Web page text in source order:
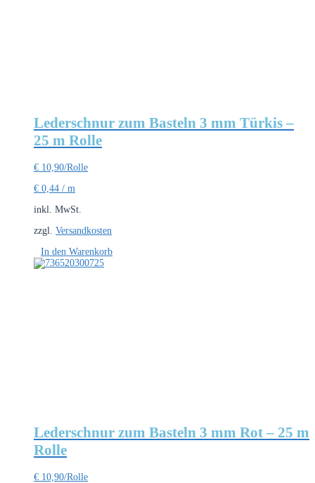
Lederschnur zum Basteln 3 mm Türkis –
25 m Rolle
€ 10,90/Rolle
€ 0,44 / m
inkl. MwSt.
zzgl. Versandkosten
In den Warenkorb
Lederschnur zum Basteln 3 mm Rot – 25 m
Rolle
€ 10,90/Rolle